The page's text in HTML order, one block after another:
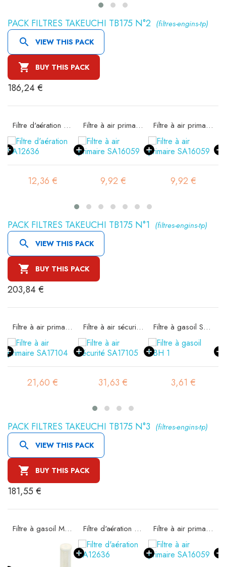
PACK FILTRES TAKEUCHI TB175 N°2 (filtres-engins-tp)
 VIEW THIS PACK
 BUY THIS PACK
186,24 €
Filtre d'aération SA12636
12,36 €
Filtre à air primaire SA16059
9,92 €
Filtre à air primaire SA16059
9,92 €
PACK FILTRES TAKEUCHI TB175 N°1 (filtres-engins-tp)
 VIEW THIS PACK
 BUY THIS PACK
203,84 €
Filtre à air primaire SA17104
21,60 €
Filtre à air sécurité SA17105
31,63 €
Filtre à gasoil SBH 1
3,61 €
PACK FILTRES TAKEUCHI TB175 N°3 (filtres-engins-tp)
 VIEW THIS PACK
 BUY THIS PACK
181,55 €
Filtre à gasoil MO7328 Filtre d'aération SA12636 Filtre à air primaire SA16059